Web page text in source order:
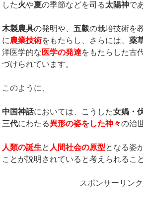
した火や夏の季節などを司る太陽神で
木製農具の発明や、五穀の栽培技術を
に農業技術をもたらし、さらには、薬
洋医学的な医学の発達をもたらした古
づけられています。
このように、
中国神話においては、こうした女媧・
三代にわたる異形の姿をした神々の治
人類の誕生と 人間社会の原型となる姿
ことが説明されていると考えられるこ
スポンサーリンク